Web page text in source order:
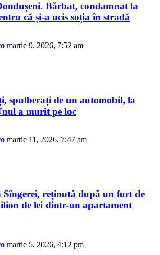
Bărbat, condamnat la
că și-a ucis soția în stradă
martie 9, 2026, 7:52 am
spulberați de un automobil, la
a murit pe loc
martie 11, 2026, 7:47 am
Sîngerei, reținută după un furt de
de lei dintr-un apartament
martie 5, 2026, 4:12 pm